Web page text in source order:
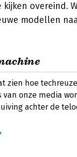
overeind.
modellen
zien hoe
van onze media
achter de